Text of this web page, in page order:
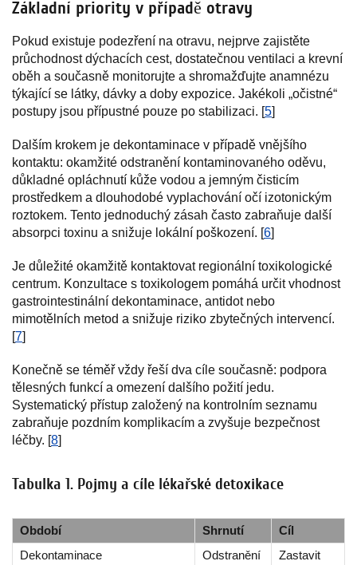
Základní priority v případě otravy
Pokud existuje podezření na otravu, nejprve zajistěte
průchodnost dýchacích cest, dostatečnou ventilaci a krevní
oběh a současně monitorujte a shromažďujte anamnézu
týkající se látky, dávky a doby expozice. Jakékoli „očistné“
postupy jsou přípustné pouze po stabilizaci. [5]
Dalším krokem je dekontaminace v případě vnějšího
kontaktu: okamžité odstranění kontaminovaného oděvu,
důkladné opláchnutí kůže vodou a jemným čisticím
prostředkem a dlouhodobé vyplachování očí izotonickým
roztokem. Tento jednoduchý zásah často zabraňuje další
absorpci toxinu a snižuje lokální poškození. [6]
Je důležité okamžitě kontaktovat regionální toxikologické
centrum. Konzultace s toxikologem pomáhá určit vhodnost
gastrointestinální dekontaminace, antidot nebo
mimotělních metod a snižuje riziko zbytečných intervencí.
[7]
Konečně se téměř vždy řeší dva cíle současně: podpora
tělesných funkcí a omezení dalšího požití jedu.
Systematický přístup založený na kontrolním seznamu
zabraňuje pozdním komplikacím a zvyšuje bezpečnost
léčby. [8]
Tabulka 1. Pojmy a cíle lékařské detoxikace
Období Shrnutí
Cíl
Dekontaminace
Odstranění
Zastavit